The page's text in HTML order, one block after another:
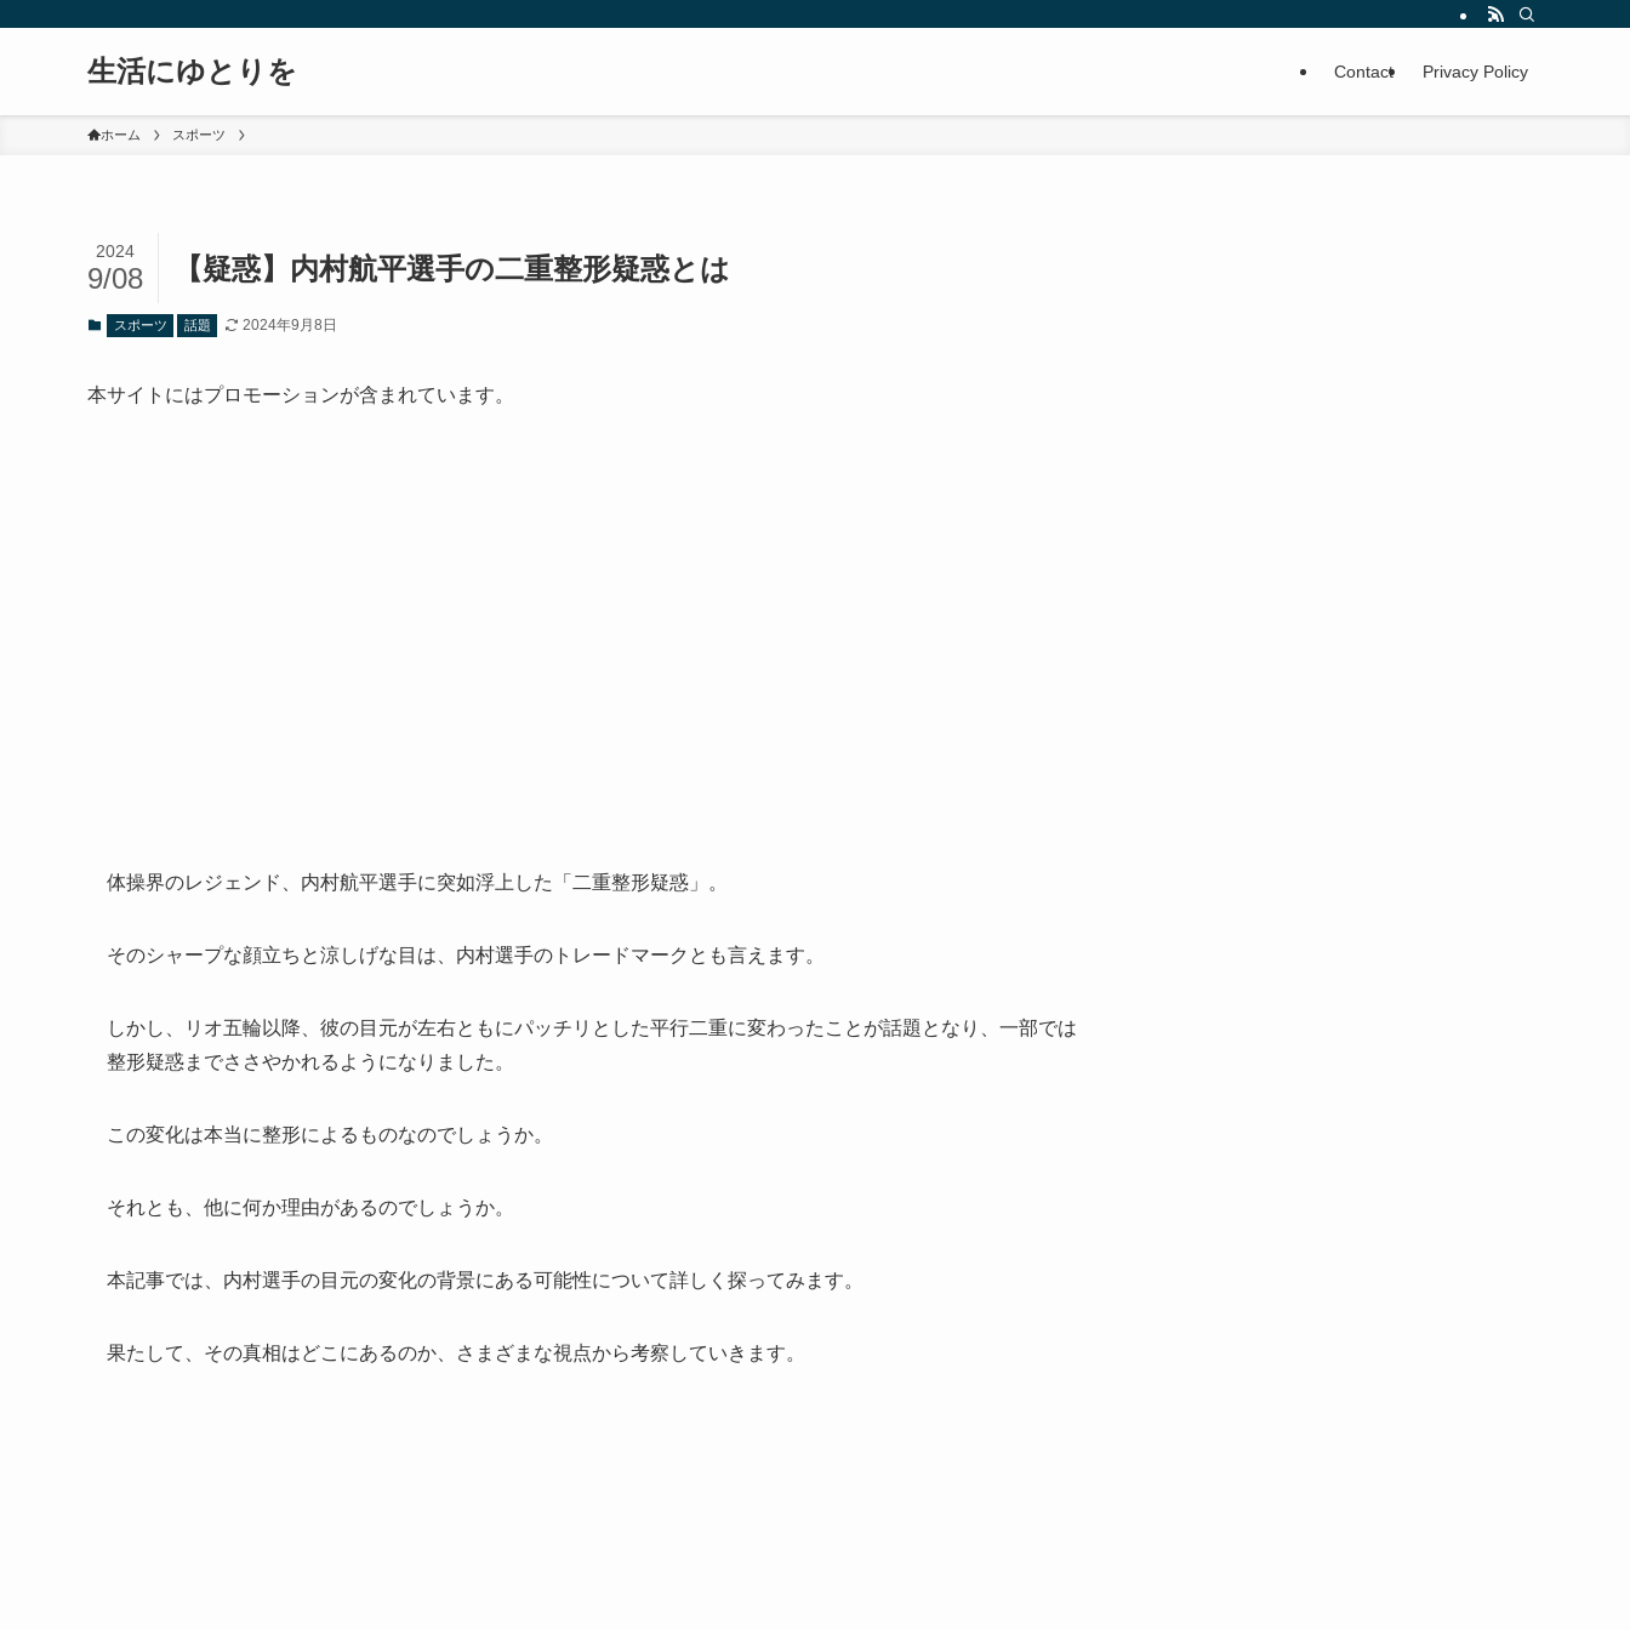
生活にゆとりを Contact Privacy Policy
ホーム スポーツ
【疑惑】内村航平選手の二重整形疑惑とは
2024
9/08
スポーツ 話題 2024年9月8日
本サイトにはプロモーションが含まれています。
体操界のレジェンド、内村航平選手に突如浮上した「二重整形疑惑」。
そのシャープな顔立ちと涼しげな目は、内村選手のトレードマークとも言えます。
しかし、リオ五輪以降、彼の目元が左右ともにパッチリとした平行二重に変わったことが話題となり、一部では
整形疑惑までささやかれるようになりました。
この変化は本当に整形によるものなのでしょうか。
それとも、他に何か理由があるのでしょうか。
本記事では、内村選手の目元の変化の背景にある可能性について詳しく探ってみます。
果たして、その真相はどこにあるのか、さまざまな視点から考察していきます。